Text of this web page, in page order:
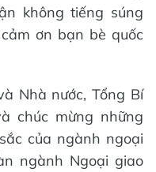
không tiếng súng
ơn bạn bè quốc
Nhà nước, Tổng Bí
chúc mừng những
của ngành ngoại
ngành Ngoại giao